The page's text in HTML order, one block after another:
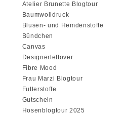
Atelier Brunette Blogtour
Baumwolldruck
Blusen- und Hemdenstoffe
Bündchen
Canvas
Designerleftover
Fibre Mood
Frau Marzi Blogtour
Futterstoffe
Gutschein
Hosenblogtour 2025